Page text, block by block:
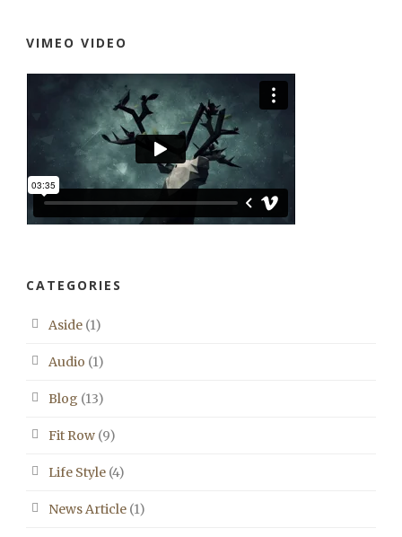
VIMEO VIDEO
CATEGORIES
Aside (1)
Audio (1)
Blog (13)
Fit Row (9)
Life Style (4)
News Article (1)